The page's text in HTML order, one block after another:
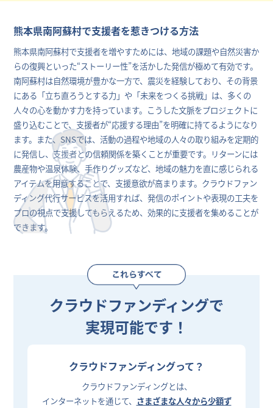
熊本県南阿蘇村で支援者を惹きつける方法
熊本県南阿蘇村で支援者を増やすためには、地域の課題や自然災害か
らの復興といった“ストーリー性”を活かした発信が極めて有効です。
南阿蘇村は自然環境が豊かな一方で、震災を経験しており、その背景
にある「立ち直ろうとする力」や「未来をつくる挑戦」は、多くの
人々の心を動かす力を持っています。こうした文脈をプロジェクトに
盛り込むことで、支援者が“応援する理由”を明確に持てるようになり
ます。また、SNSでは、活動の過程や地域の人々の取り組みを定期的
に発信し、支援者との信頼関係を築くことが重要です。リターンには
農産物や温泉体験、手作りグッズなど、地域の魅力を直に感じられる
アイテムを用意することで、支援意欲が高まります。クラウドファン
ディング代行サービスを活用すれば、発信のポイントや表現の工夫を
プロの視点で支援してもらえるため、効果的に支援者を集めることが
できます。
クラウドファンディングで
実現可能です！
クラウドファンディングって？
クラウドファンディングとは、
インターネットを通じて、 さまざまな人々から少額ず